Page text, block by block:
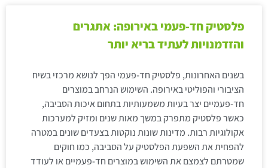
פלסטיק חד-פעמי באירופה: אתגרים
והזדמנויות לעתיד בריא יותר
בשנים האחרונות, פלסטיק חד-פעמי הפך לנושא מרכזי בשיח
הציבורי והפוליטי באירופה. השימוש הנרחב במוצרים
חד-פעמיים יצר בעיות משמעותיות בתחום איכות הסביבה,
כאשר פלסטיק מתפרק במשך מאות שנים ומזיק למערכות
אקולוגיות רבות. מדינות שונות נוקטות בצעדים שונים במטרה
להפחית את השפעת הפלסטיק על הסביבה, כמו חוקים
שמטרתם לצמצם את השימוש במוצרים חד-פעמיים או לעודד